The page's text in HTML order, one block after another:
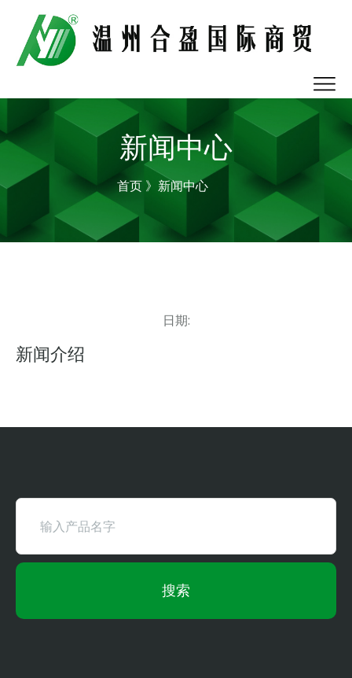
新闻中心
首页 》新闻中心
日期:
新闻介绍
搜索